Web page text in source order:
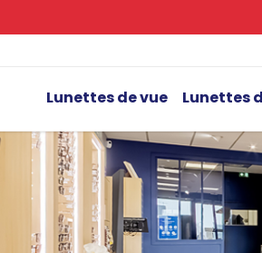
Lunettes de vue Lunettes